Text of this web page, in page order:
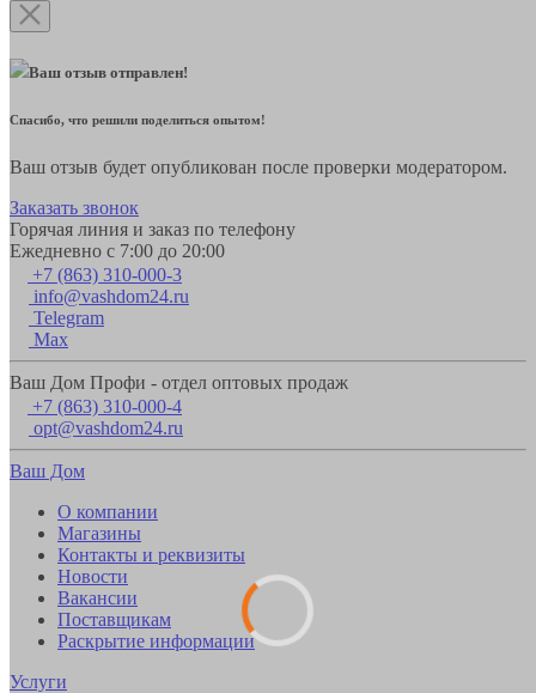
Ваш отзыв отправлен!
Спасибо, что решили поделиться опытом!
Ваш отзыв будет опубликован после проверки модератором.
Заказать звонок
Горячая линия и заказ по телефону
Ежедневно с 7:00 до 20:00
+7 (863) 310-000-3
info@vashdom24.ru
Telegram
Max
Ваш Дом Профи - отдел оптовых продаж
+7 (863) 310-000-4
opt@vashdom24.ru
Ваш Дом
О компании
Магазины
Контакты и реквизиты
Новости
Вакансии
Поставщикам
Раскрытие информации
Услуги